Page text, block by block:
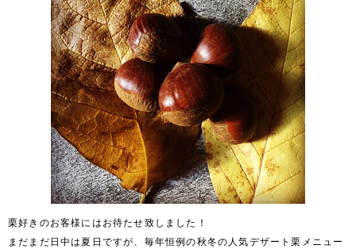
栗好きのお客様にはお待たせ致しました！
まだまだ日中は夏日ですが、毎年恒例の秋冬の人気デザート栗メニュー